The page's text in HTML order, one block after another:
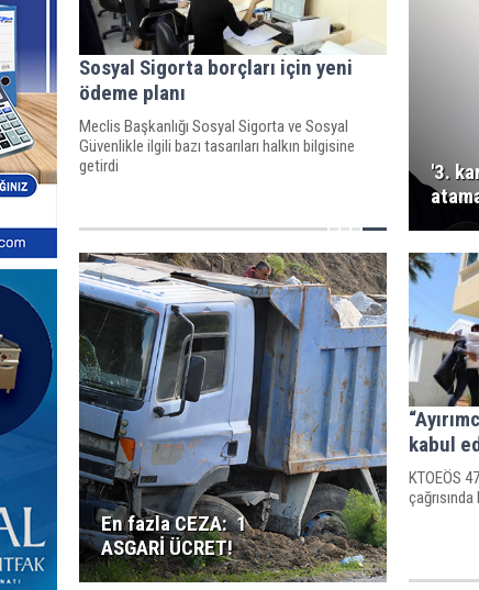
Sosyal Sigorta borçları için yeni
ödeme planı
Meclis Başkanlığı Sosyal Sigorta ve Sosyal
Güvenlikle ilgili bazı tasarıları halkın bilgisine
getirdi
'3.
En fazla CEZA: 1
ASGARİ ÜCRET!
kabul
KTOEÖS